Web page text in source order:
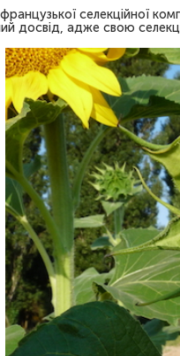
селекційної
досвід, адже свою